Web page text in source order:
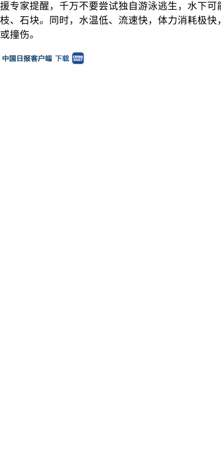
援专家提醒，千万不要尝试独自游泳逃生，水下
枝、石块。同时，水温低、流速快，体力消耗极
或撞伤。